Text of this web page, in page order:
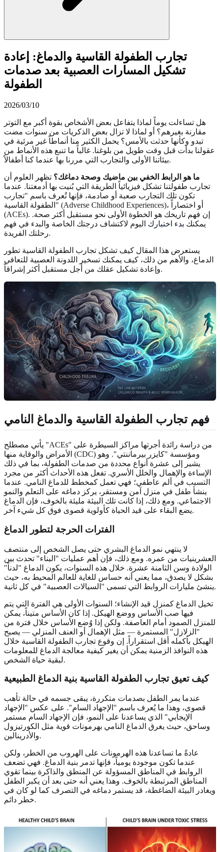
تجارب الطفولة القاسية والدماغ: إعادة
تشكيل المسارات العصبية بعد صدمات
الطفولة
2026/03/10
هل تساءلت يوماً لماذا يتفاعل بعض الأشخاص بقوة أكبر مع التوتر
مقارنة بغيرهم؟ أو لماذا لا تزال بعض الذكريات من سنوات مضت
تبدو وكأنها حدثت بالأمس؟ يحمل الكثير منا أنماطاً غير مرئية في
عقولنا بدأت قبل وقت طويل من بلوغنا. غالباً ما تنبع هذه الأنماط من
بيئاتنا الأولى والتجارب التي مررنا بها عندما كنا أطفالاً.
ما هو الرابط الخفي بين ماضيك وصحة دماغك؟ تظهر العلوم أن
تجارب طفولتنا تشكل فيزيائياً الطريقة التي بُنيت بها أدمغتنا. عندما
تكون تلك التجارب صعبة أو صادمة، فإنها تُعرف باسم "تجارب
الطفولة القاسية" (Adverse Childhood Experiences)، أو اختصاراً
(ACEs). إن فهم تاريخك هو الخطوة الأولى نحو مستقبل أكثر صحة.
يمكنك بدء اختبارك اليوم لاكتشاف درجتك الخاصة والبدء في فهم
رحلتك الفريدة.
يستعرض هذا المقال كيف تشكل تجارب الطفولة القاسية تطور
الدماغ، والأهم من ذلك، كيف يمكنك تسخير اللدونة العصبية للتعافي
وإعادة تشكيل عقلك من أجل مستقبل أكثر إشراقاً.
فهم تجارب الطفولة القاسية والدماغ النامي
يأتي مصطلح "ACEs" من دراسة رائدة أجرتها مراكز السيطرة على
الأمراض والوقاية منها (CDC) ومؤسسة "كايزر بيرماننتي". وهو
يشير إلى عشرة أنواع محددة من صدمات الطفولة، بما في ذلك
الإساءة والإهمال والخلل الأسري. تفعل هذه الأحداث أكثر من مجرد
التسبب في ألم عاطفي؛ فهي تعمل كمخطط للدماغ النامي. عندما
ينشأ طفل في منزل آمن ومستقر، يركز دماغه على التعلم والنمو
الاجتماعي. ومع ذلك، إذا كانت تلك البيئة مليئة بالخوف، فإن الدماغ
يضع البقاء على قيد الحياة كأولوية قصوى فوق كل شيء آخر.
الفترات الحرجة لتطور الدماغ
لا ينتهي نمو الدماغ البشري حتى يصل الشخص إلى منتصف
العشرينيات من عمره. ومع ذلك، فإن أهم عمليات "البناء" تحدث بين
الولادة وسن الثامنة عشرة. خلال هذه السنوات، يكون الدماغ "لدناً"
بشكل لا يصدق، مما يعني أنه حساس للغاية للعالم المحيط به، حيث
ينشئ مليارات الروابط التي تسمى "السيالات العصبية" في كل ثانية.
تخيل الدماغ كمنزل قيد الإنشاء؛ السنوات الأولى هي الفترة التي يتم
فيها صب الأساس ووضع الهيكل. إذا كان الأساس متيناً، يمكن
للمنزل الصمود أمام العاصفة. ولكن إذا وُضع الأساس خلال فترة من
"الزلازل" المستمرة — مثل الإهمال أو العنف المنزلي — يصبح
الهيكل بأكمله أقل استقراراً. إن وقوع تجارب الطفولة القاسية خلال
هذه النوافذ الزمنية يمكن أن يغير كيفية معالجة الدماغ للمعلومات
لبقية حياة الشخص.
كيف تعيق تجارب الطفولة القاسية بنية الدماغ الطبيعية
عندما يمر الطفل بصدمات متكررة، يبقى جسمه في حالة تأهب
قصوى، وهذا ما يُعرف باسم "الإجهاد السام". على عكس "الإجهاد
الإيجابي" الذي يساعدنا على النمو، فإن الإجهاد السام مستمر
وساحق، حيث يغرق الدماغ النامي بهرمونات قوية مثل الكورتيزول
والأدرينالين.
عادةً ما تساعدنا هذه الهرمونات على الهروب من الخطر، ولكن
عندما تكون موجودة يومياً، فإنها تدمر بنية الدماغ. فهي تضعف
الروابط في المناطق المسؤولة عن المنطق والذاكرة بينما تقوي
المناطق المرتبطة بالخوف. وهذا يعني أنه حتى بعد أن يكبر الطفل
ويغادر البيئة الضاغطة، قد يستمر دماغه في التصرف كما لو كان في
خطر دائم.